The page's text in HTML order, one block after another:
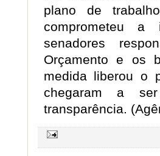
plano de
comprometeu a
senadores
Orçamento e os
medida liberou o
chegaram a
transparência.